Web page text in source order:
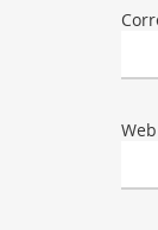
Web